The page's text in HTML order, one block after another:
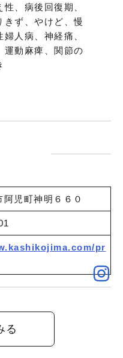
、病後回復期、
きず、やけど、慢
人病、神経痛、
運動麻痺、関節の
阿児町神明６６０
pr
る